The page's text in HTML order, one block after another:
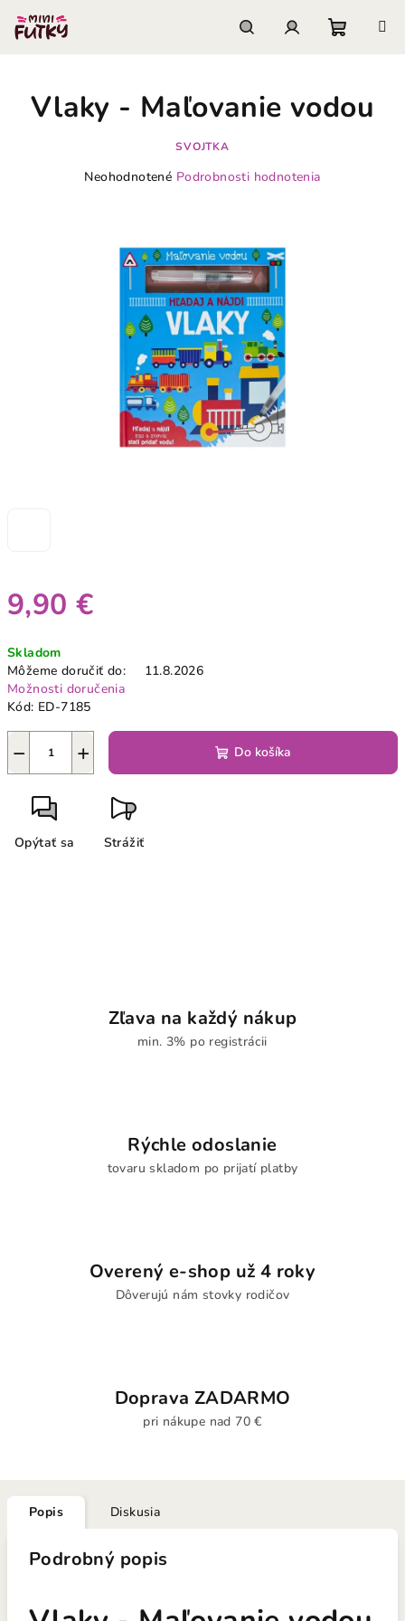
obsah
košík
9,90 €
cena:
Skladom
Môžeme doručiť do:
11.8.2026
Možnosti doručenia
Kód: ED-7185
+
− Do košíka
Opýtať sa Strážiť
Vlaky - Maľovanie vodou
SVOJTKA
Priemerné
hviezdičiek.
Neohodnotené Podrobnosti hodnotenia
Zľava na každý nákup
min. 3% po registrácii
Rýchle odoslanie
tovaru skladom po prijatí platby
Overený e-shop už 4 roky
Dôverujú nám stovky rodičov
Doprava ZADARMO
pri nákupe nad 70 €
Popis Diskusia
Podrobný popis